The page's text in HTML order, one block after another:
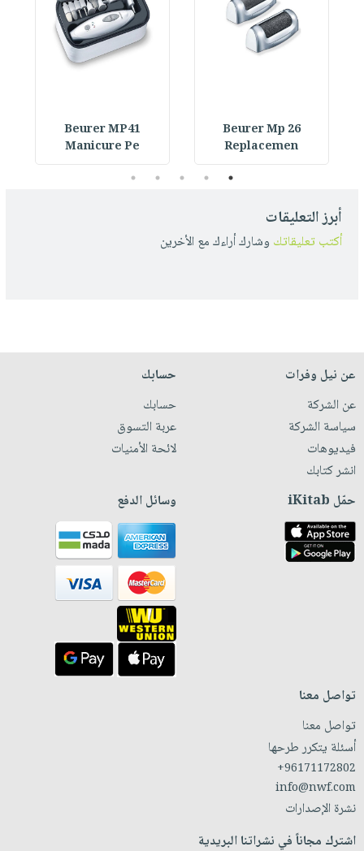
Beurer Mp 26
Replacemen
Beurer MP41
Manicure Pe
1
2
3
4
5
أبرز التعليقات
أكتب تعليقاتك وشارك أراءك مع الأخرين
عن نيل وفرات
عن الشركة
سياسة الشركة
فيديوهات
انشر كتابك
حسابك
حسابك
عربة التسوق
لائحة الأمنيات
حمّل iKitab وسائل الدفع
تواصل معنا
تواصل معنا
أسئلة يتكرر طرحها
+96171172802
info@nwf.com
نشرة الإصدارات
اشترك مجاناً في نشراتنا البريدية